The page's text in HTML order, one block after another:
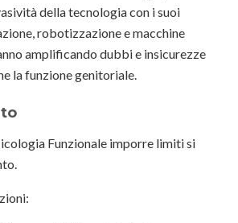
della tecnologia con i suoi
robotizzazione e macchine
amplificando dubbi e insicurezze
la funzione genitoriale.
Funzionale imporre limiti si